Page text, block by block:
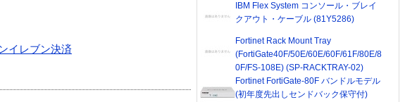
イレブン決済
IBM Flex System コンソール・ブレイ
クアウト・ケーブル (81Y5286)
Fortinet Rack Mount Tray
(FortiGate40F/50E/60E/60F/61F/80E/8
0F/FS-108E) (SP-RACKTRAY-02)
Fortinet FortiGate-80F バンドルモデル
(初年度先出しセンドバック保守付)